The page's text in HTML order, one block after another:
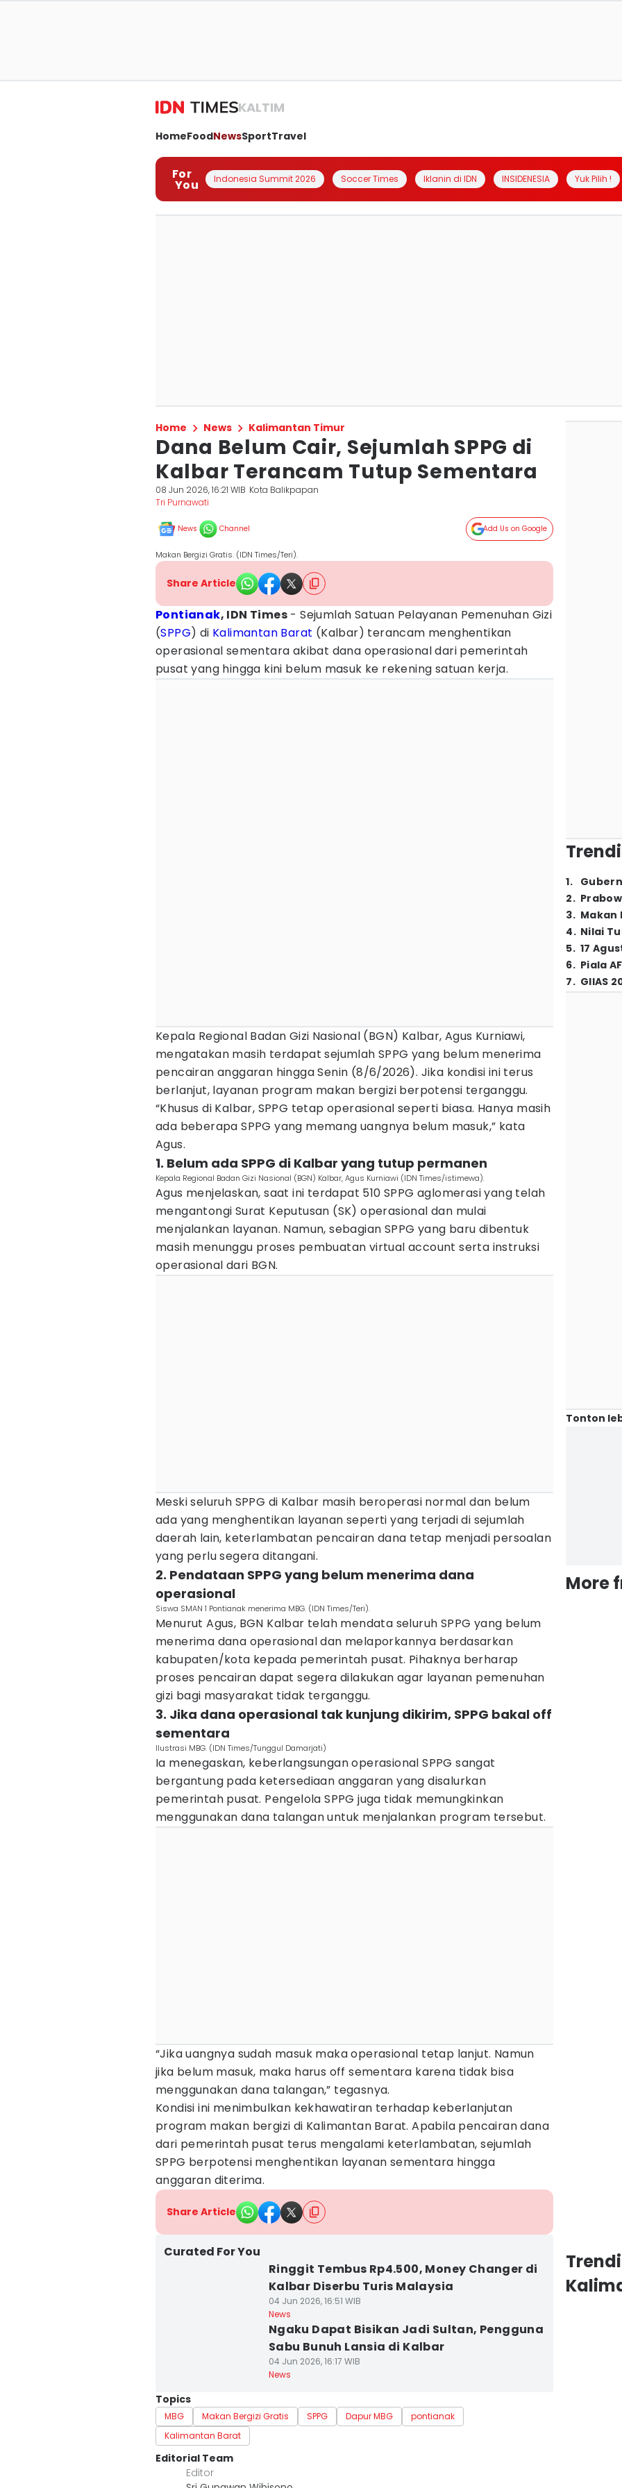
KALTIM
HomeFoodNewsSportTravel
For
You Indonesia Summit 2026 Soccer Times Iklanin di IDN INSIDENESIA Yuk Pilih !
Home News Kalimantan Timur
Dana Belum Cair, Sejumlah SPPG di
Kalbar Terancam Tutup Sementara
08 Jun 2026, 16:21 WIB Kota Balikpapan
Tri Purnawati
News Channel Add Us on Google
Makan Bergizi Gratis. (IDN Times/Teri).
Share Article
Pontianak, IDN Times - Sejumlah Satuan Pelayanan Pemenuhan Gizi
(SPPG) di Kalimantan Barat (Kalbar) terancam menghentikan
operasional sementara akibat dana operasional dari pemerintah
pusat yang hingga kini belum masuk ke rekening satuan kerja.
Kepala Regional Badan Gizi Nasional (BGN) Kalbar, Agus Kurniawi,
mengatakan masih terdapat sejumlah SPPG yang belum menerima
pencairan anggaran hingga Senin (8/6/2026). Jika kondisi ini terus
berlanjut, layanan program makan bergizi berpotensi terganggu.
“Khusus di Kalbar, SPPG tetap operasional seperti biasa. Hanya masih
ada beberapa SPPG yang memang uangnya belum masuk,” kata
Agus.
1. Belum ada SPPG di Kalbar yang tutup permanen
Kepala Regional Badan Gizi Nasional (BGN) Kalbar, Agus Kurniawi (IDN Times/istimewa).
Agus menjelaskan, saat ini terdapat 510 SPPG aglomerasi yang telah
mengantongi Surat Keputusan (SK) operasional dan mulai
menjalankan layanan. Namun, sebagian SPPG yang baru dibentuk
masih menunggu proses pembuatan virtual account serta instruksi
operasional dari BGN.
Meski seluruh SPPG di Kalbar masih beroperasi normal dan belum
ada yang menghentikan layanan seperti yang terjadi di sejumlah
daerah lain, keterlambatan pencairan dana tetap menjadi persoalan
yang perlu segera ditangani.
2. Pendataan SPPG yang belum menerima dana
operasional
Siswa SMAN 1 Pontianak menerima MBG. (IDN Times/Teri).
Menurut Agus, BGN Kalbar telah mendata seluruh SPPG yang belum
menerima dana operasional dan melaporkannya berdasarkan
kabupaten/kota kepada pemerintah pusat. Pihaknya berharap
proses pencairan dapat segera dilakukan agar layanan pemenuhan
gizi bagi masyarakat tidak terganggu.
3. Jika dana operasional tak kunjung dikirim, SPPG bakal off
sementara
Ilustrasi MBG. (IDN Times/Tunggul Damarjati)
Ia menegaskan, keberlangsungan operasional SPPG sangat
bergantung pada ketersediaan anggaran yang disalurkan
pemerintah pusat. Pengelola SPPG juga tidak memungkinkan
menggunakan dana talangan untuk menjalankan program tersebut.
“Jika uangnya sudah masuk maka operasional tetap lanjut. Namun
jika belum masuk, maka harus off sementara karena tidak bisa
menggunakan dana talangan,” tegasnya.
Kondisi ini menimbulkan kekhawatiran terhadap keberlanjutan
program makan bergizi di Kalimantan Barat. Apabila pencairan dana
dari pemerintah pusat terus mengalami keterlambatan, sejumlah
SPPG berpotensi menghentikan layanan sementara hingga
anggaran diterima.
Share Article
Curated For You
Ringgit Tembus Rp4.500, Money Changer di
Kalbar Diserbu Turis Malaysia
04 Jun 2026, 16:51 WIB
News
Ngaku Dapat Bisikan Jadi Sultan, Pengguna
Sabu Bunuh Lansia di Kalbar
04 Jun 2026, 16:17 WIB
News
Topics
MBG Makan Bergizi Gratis SPPG Dapur MBG
pontianak
Kalimantan Barat
Editorial Team
Editor
1.
2.
3. Makan
4. Nilai
5. 17
6. Piala
7. GIIAS
Tonton
More